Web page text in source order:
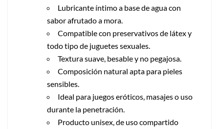
Lubricante íntimo a base de agua con
sabor afrutado a mora.
Compatible con preservativos de látex y
todo tipo de juguetes sexuales.
Textura suave, besable y no pegajosa.
Composición natural apta para pieles
sensibles.
Ideal para juegos eróticos, masajes o uso
durante la penetración.
Producto unisex, de uso compartido